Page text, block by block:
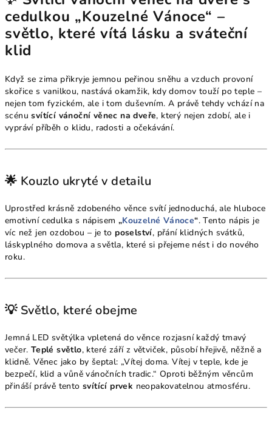
cedulkou „Kouzelné Vánoce“ –
světlo, které vítá lásku a sváteční
klid
Když se zima přikryje jemnou peřinou sněhu a vzduch provoní
skořice s vanilkou, nastává okamžik, kdy domov touží po teple –
nejen tom fyzickém, ale i tom duševním. A právě tehdy vchází na
scénusvítící vánoční věnec na dveře, který nejen zdobí, ale i
vypráví příběh o klidu, radosti a očekávání.
🌟 Kouzlo ukryté v detailu
Uprostřed krásně zdobeného věnce svítí jednoduchá, ale hluboce
emotivní cedulka s nápisem „Kouzelné Vánoce“. Tento nápis je
víc než jen ozdobou – je to poselství, přání klidných svátků,
láskyplného domova a světla, které si přejeme nést i do nového
roku.
💡 Světlo, které obejme
Jemná LED světýlka vpletená do věnce rozjasní každý tmavý
večer. Teplé světlo, které září z větviček, působí hřejivě, něžně a
klidně. Věnec jako by šeptal: „Vítej doma. Vítej v teple, kde je
bezpečí, klid a vůně vánočních tradic.“ Oproti běžným věncům
přináší právě tentosvítící prvek neopakovatelnou atmosféru.